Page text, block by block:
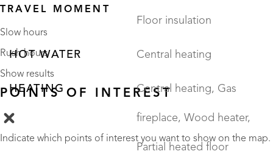
Floor insulation
HOT WATER Central heating
HEATING Central heating, Gas
fireplace, Wood heater,
Partial heated floor
TRAVEL MOMENT
Slow hours
Rush hours
Show results
POINTS OF INTEREST
Indicate which points of interest you want to show on the map.